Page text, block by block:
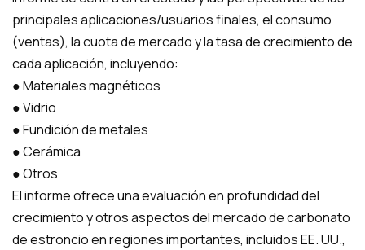
principales aplicaciones/usuarios finales, el consumo
(ventas), la cuota de mercado y la tasa de crecimiento de
cada aplicación, incluyendo:
● Materiales magnéticos
● Vidrio
● Fundición de metales
● Cerámica
● Otros
El informe ofrece una evaluación en profundidad del
crecimiento y otros aspectos del mercado de carbonato
de estroncio en regiones importantes, incluidos EE. UU.,